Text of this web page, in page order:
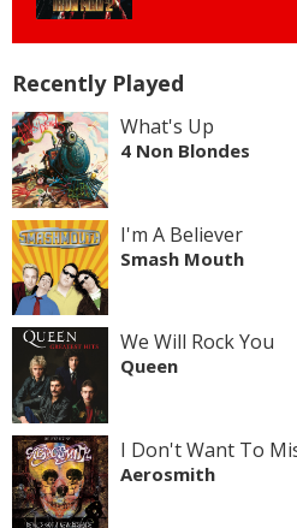
Recently Played
What's Up
4 Non Blondes
I'm A Believer
Smash Mouth
We Will Rock You
Queen
I Don't Want To
Aerosmith